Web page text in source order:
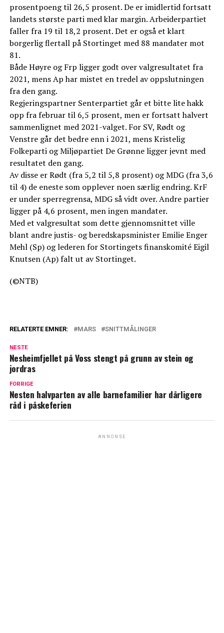
prosentpoeng til 26,5 prosent. De er imidlertid fortsatt
landets største parti med klar margin. Arbeiderpartiet
faller fra 19 til 18,2 prosent. Det er også et klart
borgerlig flertall på Stortinget med 88 mandater mot
81.
Både Høyre og Frp ligger godt over valgresultatet fra
2021, mens Ap har mistet en tredel av oppslutningen
fra den gang.
Regjeringspartner Senterpartiet går et bitte lite hakk
opp fra februar til 6,5 prosent, men er fortsatt halvert
sammenlignet med 2021-valget. For SV, Rødt og
Venstre går det bedre enn i 2021, mens Kristelig
Folkeparti og Miljøpartiet De Grønne ligger jevnt med
resultatet den gang.
Av disse er Rødt (fra 5,2 til 5,8 prosent) og MDG (fra 3,6
til 4) de eneste som opplever noen særlig endring. KrF
er under sperregrensa, MDG så vidt over. Andre partier
ligger på 4,6 prosent, men ingen mandater.
Med et valgresultat som dette gjennomsnittet ville
blant andre justis- og beredskapsminister Emilie Enger
Mehl (Sp) og lederen for Stortingets finanskomité Eigil
Knutsen (Ap) falt ut av Stortinget.
(©NTB)
RELATERTE EMNER: MARS SNITTMÅLINGER
NESTE
Nesheimfjellet på Voss stengt på grunn av stein og
jordras
FORRIGE
Nesten halvparten av alle barnefamilier har dårligere
råd i påskeferien
ANNONSE